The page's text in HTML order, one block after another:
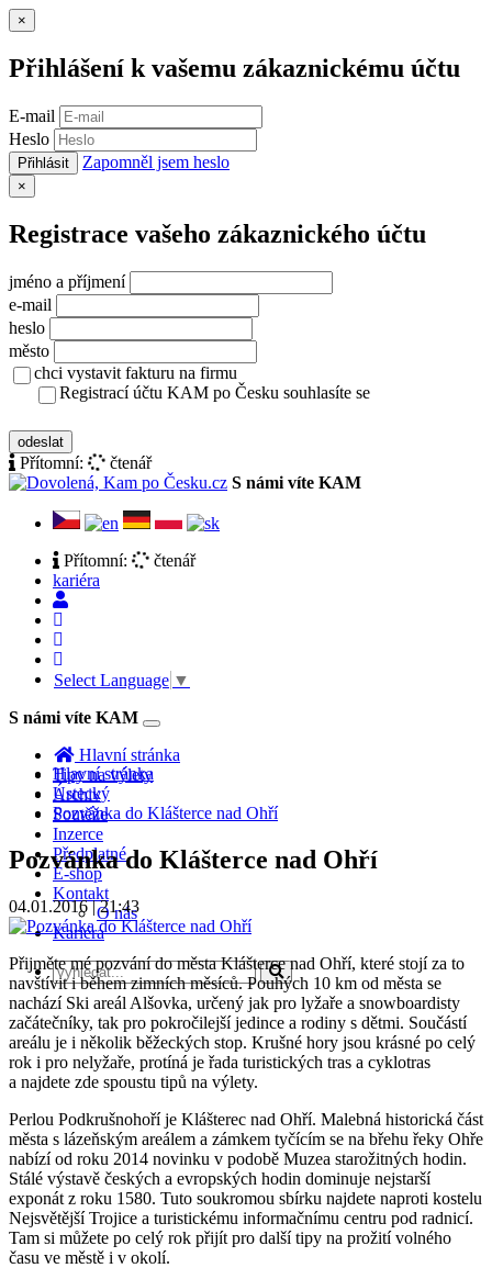
×
Přihlášení k vašemu zákaznickému účtu
E-mail
Heslo
Přihlásit Zapomněl jsem heslo
×
Registrace vašeho zákaznického účtu
jméno a příjmení
e-mail
heslo
město
chci vystavit fakturu na firmu
Registrací účtu KAM po Česku souhlasíte se
odeslat
Přítomní:
čtenář
S námi víte KAM
Přítomní:
čtenář
kariéra
Select Language ▼
S námi víte KAM
Toggle
navigation
Hlavní stránka
Tipy na výlety
Archiv
Soutěže
Inzerce
Předplatné
E-shop
Kontakt
O nás
Kariéra
Hlavní stránka
Ústecký
Pozvánka do Klášterce nad Ohří
Pozvánka do Klášterce nad Ohří
04.01.2016 | 21:43
Přijměte mé pozvání do města Klášterce nad Ohří, které stojí za to
navštívit i během zimních měsíců. Pouhých 10 km od města se
nachází Ski areál Alšovka, určený jak pro lyžaře a snowboardisty
začátečníky, tak pro pokročilejší jedince a rodiny s dětmi. Součástí
areálu je i několik běžeckých stop. Krušné hory jsou krásné po celý
rok i pro nelyžaře, protíná je řada turistických tras a cyklotras
a najdete zde spoustu tipů na výlety.
Perlou Podkrušnohoří je Klášterec nad Ohří. Malebná historická část
města s lázeňským areálem a zámkem tyčícím se na břehu řeky Ohře
nabízí od roku 2014 novinku v podobě Muzea starožitných hodin.
Stálé výstavě českých a evropských hodin dominuje nejstarší
exponát z roku 1580. Tuto soukromou sbírku najdete naproti kostelu
Nejsvětější Trojice a turistickému informačnímu centru pod radnicí.
Tam si můžete po celý rok přijít pro další tipy na prožití volného
času ve městě i v okolí.